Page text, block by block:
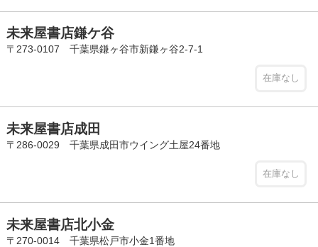
未来屋書店鎌ケ谷
〒273-0107 千葉県鎌ヶ谷市新鎌ヶ谷2-7-1
在庫なし
未来屋書店成田
〒286-0029 千葉県成田市ウイング土屋24番地
在庫なし
未来屋書店北小金
〒270-0014 千葉県松戸市小金1番地